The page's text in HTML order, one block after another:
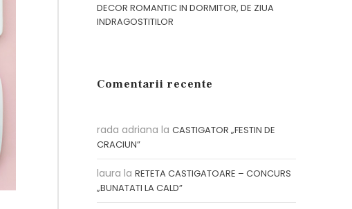
DECOR ROMANTIC IN DORMITOR, DE ZIUA
INDRAGOSTITILOR
Comentarii recente
rada adriana laCASTIGATOR „FESTIN DE
CRACIUN”
laura laRETETA CASTIGATOARE – CONCURS
„BUNATATI LA CALD”